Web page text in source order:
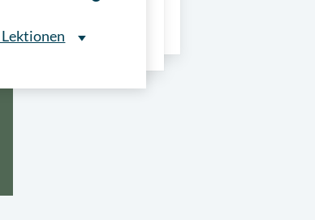
Alle Lektionen